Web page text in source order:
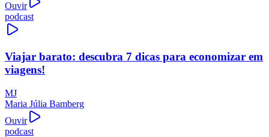
Ouvir
podcast
Viajar barato: descubra 7 dicas para economizar em
viagens!
MJ
Maria Júlia Bamberg
Ouvir
podcast